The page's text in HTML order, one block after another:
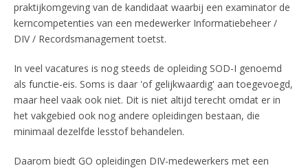
praktijkomgeving van de kandidaat waarbij een examinator de
kerncompetenties van een medewerker Informatiebeheer /
DIV / Recordsmanagement toetst.
In veel vacatures is nog steeds de opleiding SOD-I genoemd
als functie-eis. Soms is daar 'of gelijkwaardig' aan toegevoegd,
maar heel vaak ook niet. Dit is niet altijd terecht omdat er in
het vakgebied ook nog andere opleidingen bestaan, die
minimaal dezelfde lesstof behandelen.
Daarom biedt GO opleidingen DIV-medewerkers met een